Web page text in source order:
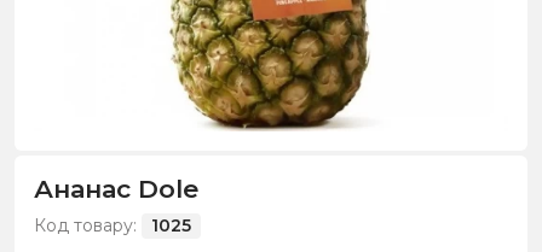
Ананас Dole
Код товару: 1025